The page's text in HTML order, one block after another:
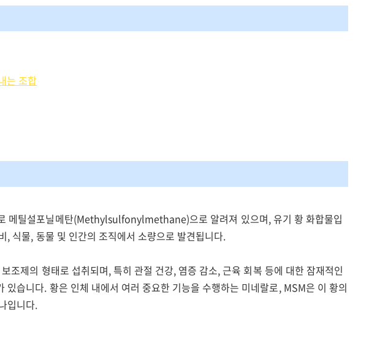
는 조합
메틸설포닐메탄(Methylsulfonylmethane)으로 알려져 있으며, 유기 황 화합물입
, 식물, 동물 및 인간의 조직에서 소량으로 발견됩니다.
조제의 형태로 섭취되며, 특히 관절 건강, 염증 감소, 근육 회복 등에 대한 잠재적인
있습니다. 황은 인체 내에서 여러 중요한 기능을 수행하는 미네랄로, MSM은 이 황의
입니다.